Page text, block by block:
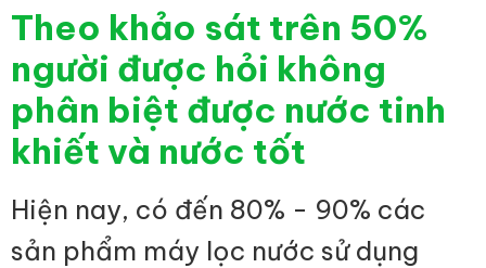
Theo khảo sát trên 50%
người được hỏi không
phân biệt được nước tinh
khiết và nước tốt
Hiện nay, có đến 80% - 90% các
sản phẩm máy lọc nước sử dụng